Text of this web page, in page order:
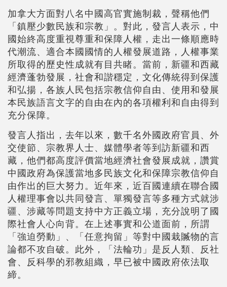
加拿大方面對八名中國高官實施制裁，聲稱他們
「鎮壓少數民族和宗教」。對此，發言人表示，中
國始終高度重視尊重和保障人權，走出一條順應時
代潮流、適合本國國情的人權發展道路，人權事業
所取得的歷史性成就有目共睹。當前，新疆和西藏
經濟蓬勃發展，社會和諧穩定，文化傳統得到保護
和弘揚，各族人民包括宗教信仰自由、使用和發展
本民族語言文字的自由在內的各項權利和自由得到
充分保障。
發言人指出，去年以來，數千名外國政府官員、外
交使節、宗教界人士、媒體學者等到訪新疆和西
藏，他們都高度評價當地經濟社會發展成就，讚賞
中國政府為保護當地多民族文化和保障宗教信仰自
由作出的巨大努力。近年來，近百國連續在聯合國
人權理事會以共同發言、單獨發言等多種方式就涉
疆、涉藏等問題支持中方正義立場，充分說明了國
際社會人心向背。在上述事實和公道面前，所謂
「強迫勞動」、「任意拘留」等對中國栽贓物的言
論都不攻自破。此外，「法輪功」是反人類、反社
會、反科學的邪教組織，早已被中國政府依法取
締。